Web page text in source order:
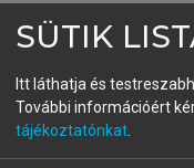
fiókoddal,
A regisztráció után a
SÜTIK
Itt láthatja és
További információért
tájékoztatónkat